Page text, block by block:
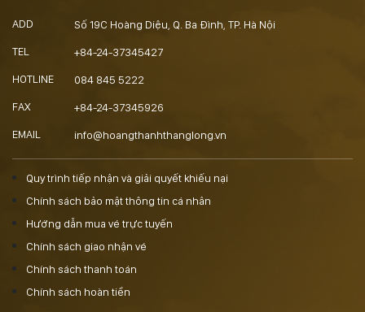
ADD Số 19C Hoàng Diệu, Q. Ba Đình, TP. Hà Nội
TEL +84-24-37345427
HOTLINE 084 845 5222
FAX +84-24-37345926
EMAIL info@hoangthanhthanglong.vn
Quy trình tiếp nhận và giải quyết khiếu nại
Chính sách bảo mật thông tin cá nhân
Hướng dẫn mua vé trực tuyến
Chính sách giao nhận vé
Chính sách thanh toán
Chính sách hoàn tiền